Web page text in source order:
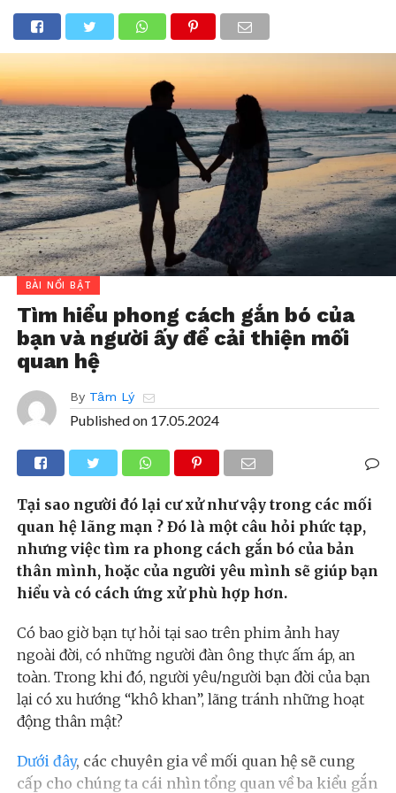
BÀI NỔI BẬT
Tìm hiểu phong cách gắn bó của
bạn và người ấy để cải thiện mối
quan hệ
By Tâm Lý
Published on 17.05.2024
Tại sao người đó lại cư xử như vậy trong các mối
quan hệ lãng mạn ? Đó là một câu hỏi phức tạp,
nhưng việc tìm ra phong cách gắn bó của bản
thân mình, hoặc của người yêu mình sẽ giúp bạn
hiểu và có cách ứng xử phù hợp hơn.
Có bao giờ bạn tự hỏi tại sao trên phim ảnh hay
ngoài đời, có những người đàn ông thực ấm áp, an
toàn. Trong khi đó, người yêu/người bạn đời của bạn
lại có xu hướng “khô khan”, lãng tránh những hoạt
động thân mật?
Dưới đây, các chuyên gia về mối quan hệ sẽ cung
cấp cho chúng ta cái nhìn tổng quan về ba kiểu gắn